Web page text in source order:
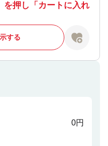
を押し「カートに入れ
する
0円